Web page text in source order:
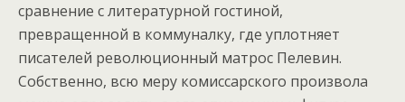
сравнение с литературной гостиной,
превращенной в коммуналку, где уплотняет
писателей революционный матрос Пелевин.
Собственно, всю меру комиссарского произвола